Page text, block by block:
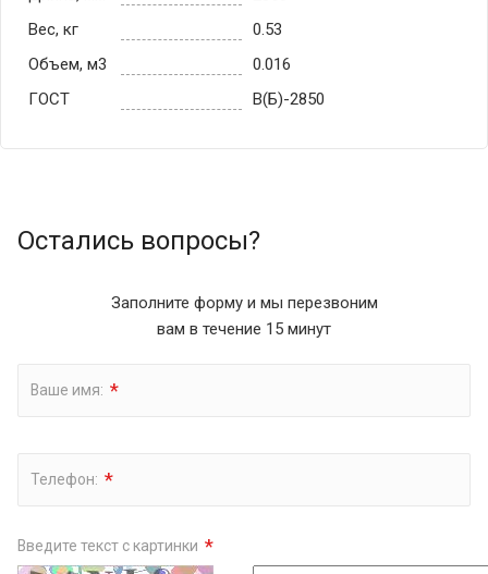
Вес, кг
0.53
Объем, м3
0.016
ГОСТ
В(Б)-2850
Остались вопросы?
Заполните форму и мы перезвоним
вам в течение 15 минут
Ваше имя: *
Телефон: *
Введите текст с картинки *